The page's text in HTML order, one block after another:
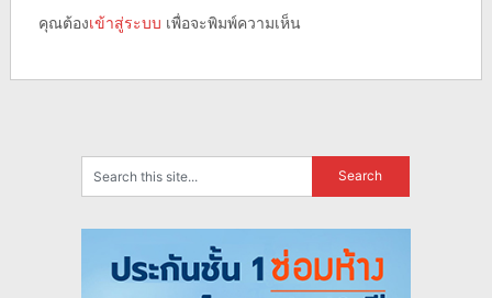
คุณต้องเข้าสู่ระบบ เพื่อจะพิมพ์ความเห็น